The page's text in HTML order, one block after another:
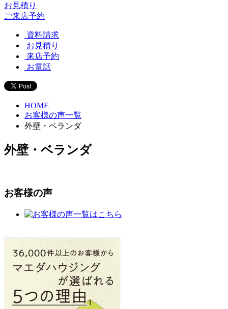
お見積り
ご来店予約
資料請求
お見積り
来店予約
お電話
HOME
お客様の声一覧
外壁・ベランダ
外壁・ベランダ
お客様の声